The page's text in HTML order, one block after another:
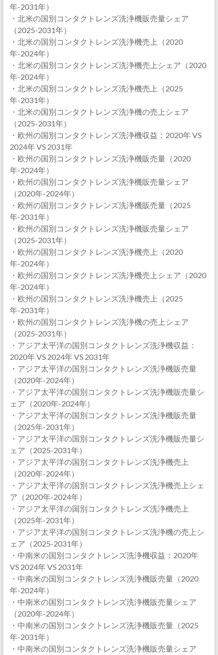
年-2031年）
・北米の国別コンタクトレンズ洗浄機販売量シェア
（2025-2031年）
・北米の国別コンタクトレンズ洗浄機売上（2020
年-2024年）
・北米の国別コンタクトレンズ洗浄機売上シェア（2020
年-2024年）
・北米の国別コンタクトレンズ洗浄機売上（2025
年-2031年）
・北米の国別コンタクトレンズ洗浄機の売上シェア
（2025-2031年）
・欧州の国別コンタクトレンズ洗浄機収益：2020年 VS
2024年 VS 2031年
・欧州の国別コンタクトレンズ洗浄機販売量（2020
年-2024年）
・欧州の国別コンタクトレンズ洗浄機販売量シェア
（2020年-2024年）
・欧州の国別コンタクトレンズ洗浄機販売量（2025
年-2031年）
・欧州の国別コンタクトレンズ洗浄機販売量シェア
（2025-2031年）
・欧州の国別コンタクトレンズ洗浄機売上（2020
年-2024年）
・欧州の国別コンタクトレンズ洗浄機売上シェア（2020
年-2024年）
・欧州の国別コンタクトレンズ洗浄機売上（2025
年-2031年）
・欧州の国別コンタクトレンズ洗浄機の売上シェア
（2025-2031年）
・アジア太平洋の国別コンタクトレンズ洗浄機収益：
2020年 VS 2024年 VS 2031年
・アジア太平洋の国別コンタクトレンズ洗浄機販売量
（2020年-2024年）
・アジア太平洋の国別コンタクトレンズ洗浄機販売量シ
ェア（2020年-2024年）
・アジア太平洋の国別コンタクトレンズ洗浄機販売量
（2025年-2031年）
・アジア太平洋の国別コンタクトレンズ洗浄機販売量シ
ェア（2025-2031年）
・アジア太平洋の国別コンタクトレンズ洗浄機売上
（2020年-2024年）
・アジア太平洋の国別コンタクトレンズ洗浄機売上シェ
ア（2020年-2024年）
・アジア太平洋の国別コンタクトレンズ洗浄機売上
（2025年-2031年）
・アジア太平洋の国別コンタクトレンズ洗浄機の売上シ
ェア（2025-2031年）
・中南米の国別コンタクトレンズ洗浄機収益：2020年
VS 2024年 VS 2031年
・中南米の国別コンタクトレンズ洗浄機販売量（2020
年-2024年）
・中南米の国別コンタクトレンズ洗浄機販売量シェア
（2020年-2024年）
・中南米の国別コンタクトレンズ洗浄機販売量（2025
年-2031年）
・中南米の国別コンタクトレンズ洗浄機販売量シェア